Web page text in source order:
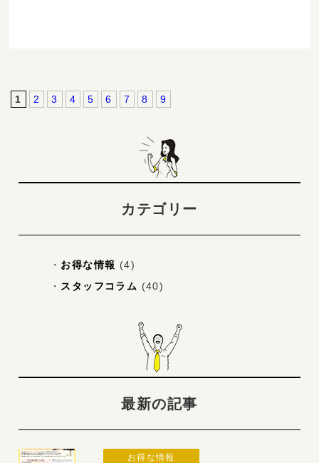
1 2 3 4 5 6 7 8 9
カテゴリー
お得な情報 (4)
スタッフコラム (40)
最新の記事
お得な情報